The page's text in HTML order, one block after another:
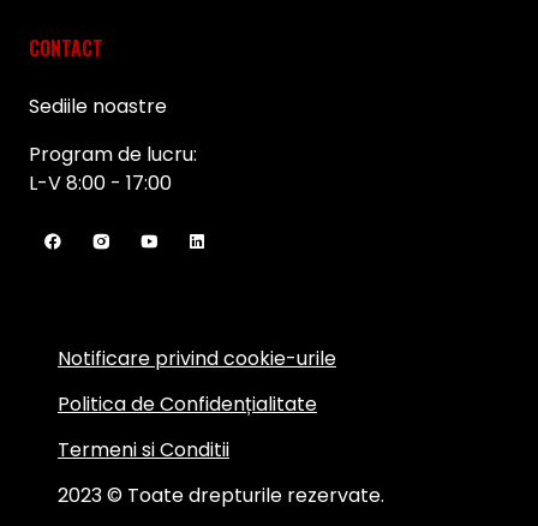
CONTACT
Sediile noastre
Program de lucru:
L-V 8:00 - 17:00
2023 © Toate drepturile rezervate.
Notificare privind cookie-urile
Politica de Confidențialitate
Termeni si Conditii